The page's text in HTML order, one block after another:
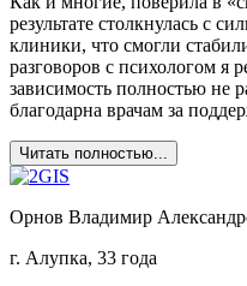
результате столкнулась с
клиники, что смогли
разговоров с психологом я
зависимость полностью не
благодарна врачам за
Читать полностью...
Орнов Владимир
г. Алупка, 33 года